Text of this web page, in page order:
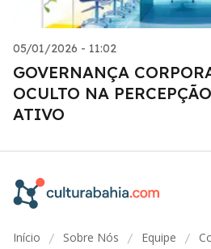
05/01/2026 - 11:02
GOVERNANÇA
OCULTO NA
ATIVO
Início / Sobre Nós / Equipe /